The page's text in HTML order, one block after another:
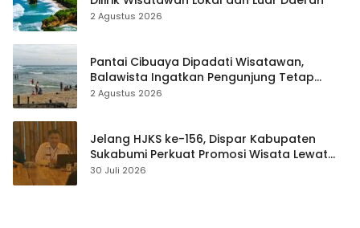
2 Agustus 2026
Pantai Cibuaya Dipadati Wisatawan,
Balawista Ingatkan Pengunjung Tetap
Waspada
2 Agustus 2026
Jelang HJKS ke-156, Dispar Kabupaten
Sukabumi Perkuat Promosi Wisata Lewat
Publikasi Digital
30 Juli 2026